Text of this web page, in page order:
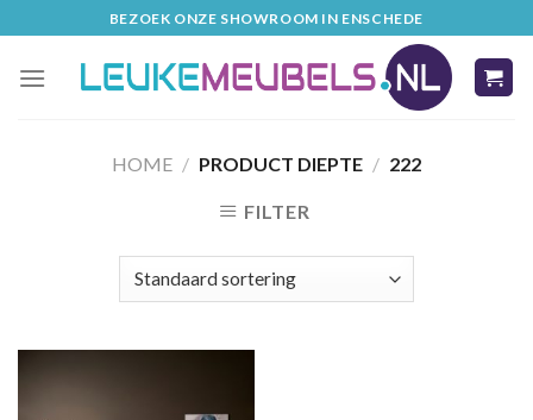
to
content
BEZOEK ONZE SHOWROOM IN ENSCHEDE
HOME / PRODUCT DIEPTE / 222
FILTER